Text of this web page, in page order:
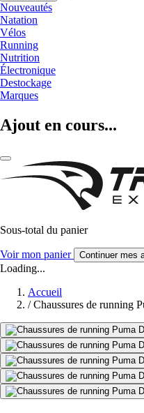
Nouveautés
Natation
Vélos
Running
Nutrition
Électronique
Destockage
Marques
Ajout en cours...
Sous-total du panier
Voir mon panier Continuer mes
Loading...
Accueil
/ Chaussures de running